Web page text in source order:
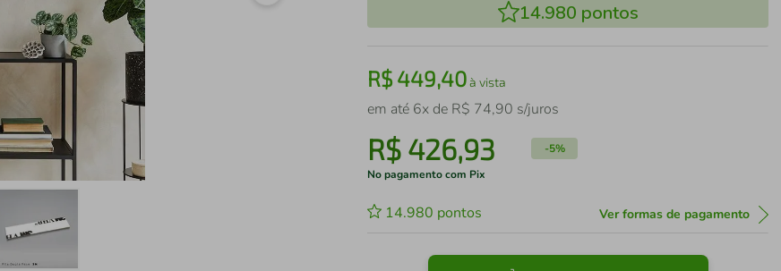
14.980 pontos
R$449,40à vista
em até 6x de R$ 74,90 s/juros
R$ 426,93 -5%
No pagamento com Pix
14.980 pontos Ver formas de pagamento